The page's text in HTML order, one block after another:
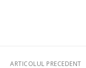
ARTICOLUL PRECEDENT